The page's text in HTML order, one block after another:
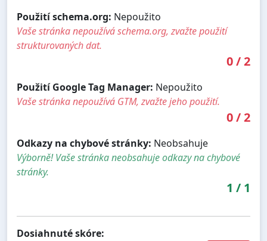
Použití schema.org: Nepoužito
Vaše stránka nepoužívá schema.org, zvažte použití
strukturovaných dat.
0/2
Použití Google Tag Manager: Nepoužito
Vaše stránka nepoužívá GTM, zvažte jeho použití.
0/2
Odkazy na chybové stránky: Neobsahuje
Výborně! Vaše stránka neobsahuje odkazy na chybové
stránky.
1 / 1
Dosiahnuté skóre: